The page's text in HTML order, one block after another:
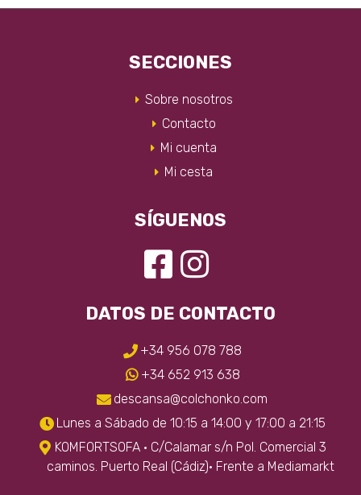
SECCIONES
Sobre nosotros
Contacto
Mi cuenta
Mi cesta
SÍGUENOS
DATOS DE CONTACTO
+34 956 078 788
+34 652 913 638
descansa@colchonko.com
Lunes a Sábado de 10:15 a 14:00 y 17:00 a 21:15
KOMFORTSOFA · C/Calamar s/n Pol. Comercial 3
caminos. Puerto Real (Cádiz)· Frente a Mediamarkt